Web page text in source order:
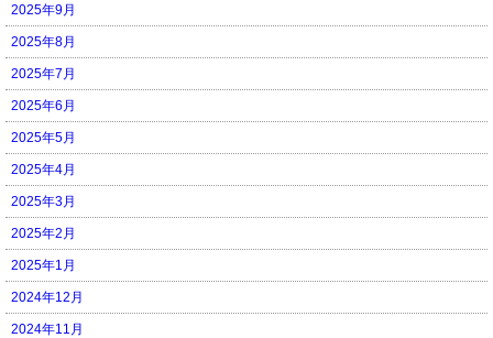
2025年9月
2025年8月
2025年7月
2025年6月
2025年5月
2025年4月
2025年3月
2025年2月
2025年1月
2024年12月
2024年11月